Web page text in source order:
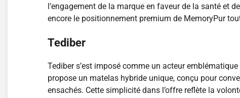
l’engagement de la marque en faveur de la santé et
encore le positionnement premium de MemoryPur
Tediber
Tediber s’est imposé comme un acteur
propose un matelas hybride unique, conçu pour
ensachés. Cette simplicité dans l’offre reflète la